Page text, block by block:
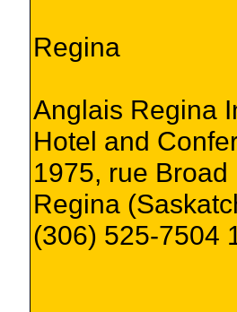
Regina
Anglais Regina
Hotel and
1975, rue Broad
Regina
(306) 525-7504